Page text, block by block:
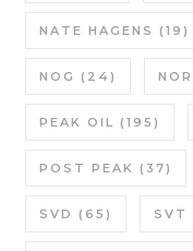
NATE HAGENS (19)
NOG (24)
PEAK OIL (195)
POST PEAK (37)
SVD (65) SVT